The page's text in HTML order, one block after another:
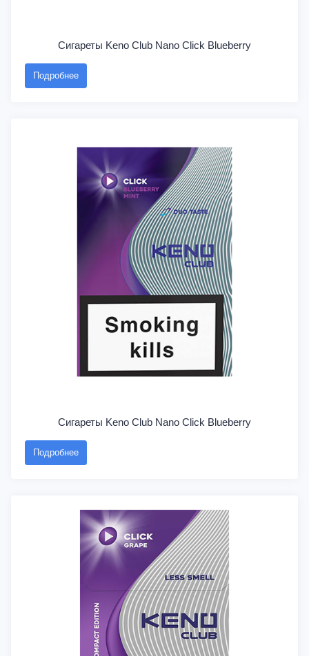
Сигареты Keno Club Nano Click Blueberry
Подробнее
Сигареты Keno Club Nano Click Blueberry
Подробнее